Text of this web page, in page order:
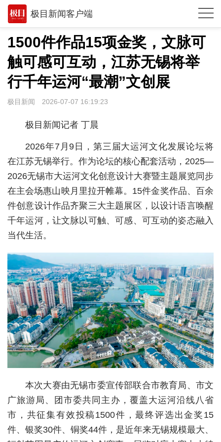
极目新闻客户端
推荐
体育
观点
时政
世相
环球
专题
极客圈
经济
城建
科教
健康
悠游
相亲
房产
消费
创意
1500件作品15项金奖，文脉可
触可感可互动，江苏无锡将举
行千年运河“最潮”文创展
极目新闻 2026-07-07 16:19:23
极目新闻记者 丁晨
2026年7月9日，第三届大运河文化发展论坛将
在江苏无锡举行。作为论坛的核心配套活动，2025—
2026无锡市大运河文化创意设计大赛暨主题展览同步
在主会场惠山映月里拉开帷幕。15件金奖作品、百余
件创意设计作品齐聚三大主题展区，以设计语言唤醒
千年运河，让文脉以可触、可感、可互动的姿态融入
当代生活。
本次大赛由无锡市委宣传部联合市教育局、市文
广旅游局、团市委共同主办，覆盖大运河沿线八省
市，共征集有效投稿1500件，最终评选出金奖15
件、银奖30件、铜奖44件，是近年来无锡规模最大、